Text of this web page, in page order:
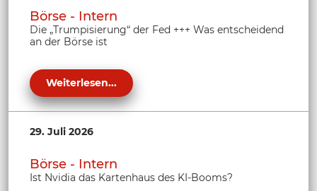
Börse - Intern
Die „Trumpisierung“ der Fed +++ Was entscheidend
an der Börse ist
Weiterlesen...
29. Juli 2026
Börse - Intern
Ist Nvidia das Kartenhaus des KI-Booms?